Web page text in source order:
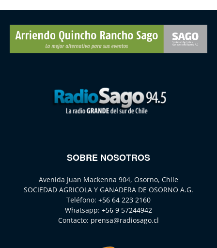
SOBRE NOSOTROS
Avenida Juan Mackenna 904, Osorno, Chile
SOCIEDAD AGRICOLA Y GANADERA DE OSORNO A.G.
Teléfono: +56 64 223 2160
Whatsapp: +56 9 57244942
Contacto: prensa@radiosago.cl